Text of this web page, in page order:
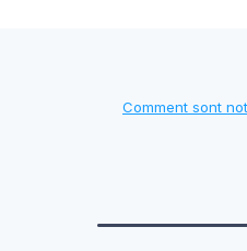
Comment sont